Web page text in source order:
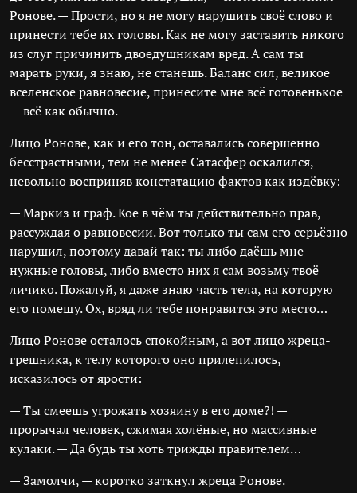
Ронове. — Прости, но я не могу нарушить своё слово и
принести тебе их головы. Как не могу заставить никого
из слуг причинить двоедушникам вред. А сам ты
марать руки, я знаю, не станешь. Баланс сил, великое
вселенское равновесие, принесите мне всё готовенькое
— всё как обычно.
Лицо Ронове, как и его тон, оставались совершенно
бесстрастными, тем не менее Сатасфер оскалился,
невольно восприняв констатацию фактов как издёвку:
— Маркиз и граф. Кое в чём ты действительно прав,
рассуждая о равновесии. Вот только ты сам его серьёзно
нарушил, поэтому давай так: ты либо даёшь мне
нужные головы, либо вместо них я сам возьму твоё
личико. Пожалуй, я даже знаю часть тела, на которую
его помещу. Ох, вряд ли тебе понравится это место…
Лицо Ронове осталось спокойным, а вот лицо жреца-
грешника, к телу которого оно прилепилось,
исказилось от ярости:
— Ты смеешь угрожать хозяину в его доме?! —
прорычал человек, сжимая холёные, но массивные
кулаки. — Да будь ты хоть трижды правителем…
— Замолчи, — коротко заткнул жреца Ронове.